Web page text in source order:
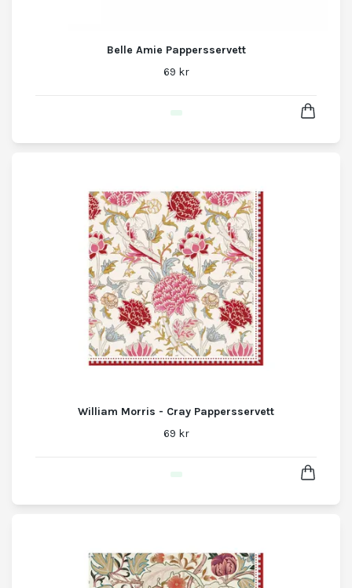
Belle Amie Pappersservett
69 kr
William Morris - Cray Pappersservett
69 kr